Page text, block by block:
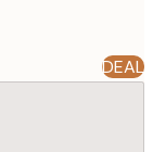
DEAL